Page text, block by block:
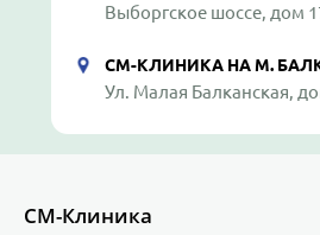
Выборгское шоссе, дом
СМ-КЛИНИКА НА М.
Ул. Малая Балканская,
СМ-Клиника